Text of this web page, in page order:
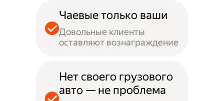
Чаевые только ваши
Довольные клиенты
оставляют вознаграждение
Нет своего грузового
авто — не проблема